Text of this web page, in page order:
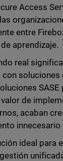
Access
entre
aprendizaje.
real
soluciones
de
acaban
ideal para